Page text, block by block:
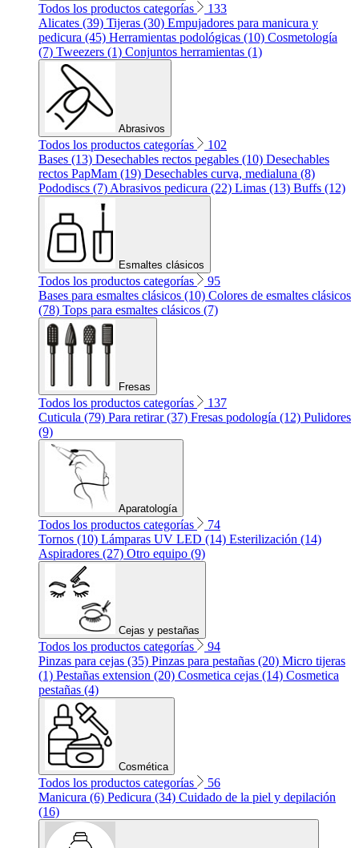
Todos los productos categorías
133
Alicates (39) Tijeras (30) Empujadores para manicura y
pedicura (45) Herramientas podológicas (10) Cosmetología
(7) Tweezers (1) Conjuntos herramientas (1)
Abrasivos
Todos los productos categorías
102
Bases (13) Desechables rectos pegables (10) Desechables
rectos PapMam (19) Desechables curva, medialuna (8)
Pododiscs (7) Abrasivos pedicura (22) Limas (13) Buffs (12)
Esmaltes clásicos
Todos los productos categorías
95
Bases para esmaltes clásicos (10) Colores de esmaltes clásicos
(78) Tops para esmaltes clásicos (7)
Fresas
Todos los productos categorías
137
Cuticula (79) Para retirar (37) Fresas podología (12) Pulidores
(9)
Aparatología
Todos los productos categorías
74
Tornos (10) Lámparas UV LED (14) Esterilización (14)
Aspiradores (27) Otro equipo (9)
Cejas y pestañas
Todos los productos categorías
94
Pinzas para cejas (35) Pinzas para pestañas (20) Micro tijeras
(1) Pestañas extension (20) Cosmetica cejas (14) Cosmetica
pestañas (4)
Cosmética
Todos los productos categorías
56
Manicura (6) Pedicura (34) Cuidado de la piel y depilación
(16)